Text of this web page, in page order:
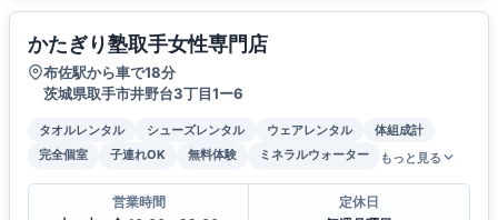
かたぎり塾取手女性専門店
布佐駅から車で18分
茨城県取手市井野台3丁目1ー6
タオルレンタル シューズレンタル ウェアレンタル
体組成計
完全個室
子連れOK 無料体験 ミネラルウォーター もっと見る
営業時間
定休日